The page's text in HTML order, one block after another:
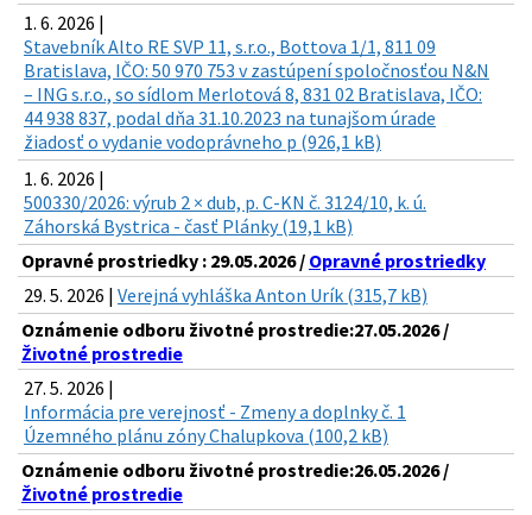
1. 6. 2026 |
Stavebník Alto RE SVP 11, s.r.o., Bottova 1/1, 811 09
Bratislava, IČO: 50 970 753 v zastúpení spoločnosťou N&N
– ING s.r.o., so sídlom Merlotová 8, 831 02 Bratislava, IČO:
44 938 837, podal dňa 31.10.2023 na tunajšom úrade
žiadosť o vydanie vodoprávneho p (926,1 kB)
1. 6. 2026 |
500330/2026: výrub 2 × dub, p. C-KN č. 3124/10, k. ú.
Záhorská Bystrica - časť Plánky (19,1 kB)
Opravné prostriedky : 29.05.2026 / Opravné prostriedky
29. 5. 2026 | Verejná vyhláška Anton Urík (315,7 kB)
Oznámenie odboru životné prostredie:27.05.2026 /
Životné prostredie
27. 5. 2026 |
Informácia pre verejnosť - Zmeny a doplnky č. 1
Územného plánu zóny Chalupkova (100,2 kB)
Oznámenie odboru životné prostredie:26.05.2026 /
Životné prostredie